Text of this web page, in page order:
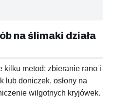
na ślimaki działa
kilku metod: zbieranie rano i
lub doniczek, osłony na
wilgotnych kryjówek.